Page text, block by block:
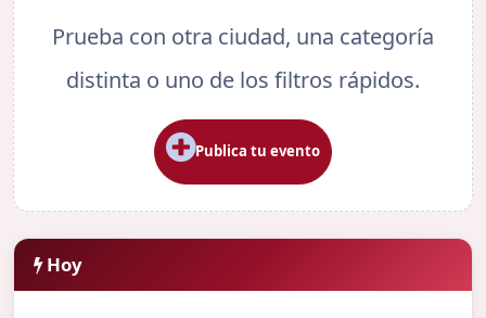
Prueba con otra ciudad, una categoría
distinta o uno de los filtros rápidos.
Publica tu evento
Hoy